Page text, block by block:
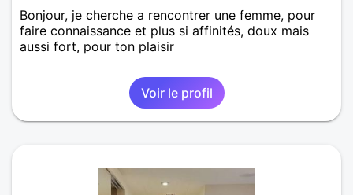
Bonjour, je cherche a rencontrer une femme, pour
faire connaissance et plus si affinités, doux mais
aussi fort, pour ton plaisir
Voir le profil